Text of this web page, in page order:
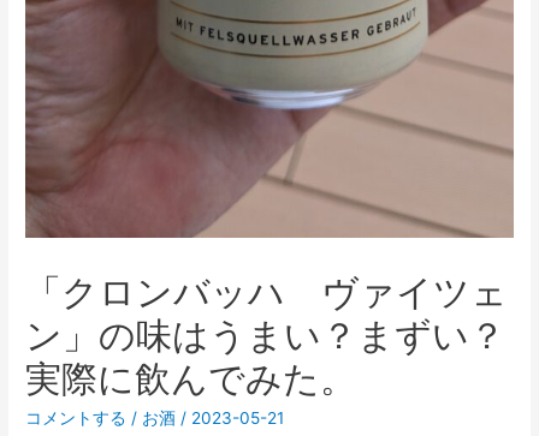
「クロンバッハ ヴァイツェ
ン」の味はうまい？まずい？
実際に飲んでみた。
コメントする / お酒 / 2023-05-21